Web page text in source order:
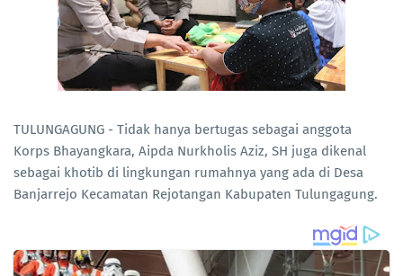
TULUNGAGUNG - Tidak hanya bertugas sebagai anggota
Korps Bhayangkara, Aipda Nurkholis Aziz, SH juga dikenal
sebagai khotib di lingkungan rumahnya yang ada di Desa
Banjarrejo Kecamatan Rejotangan Kabupaten Tulungagung.